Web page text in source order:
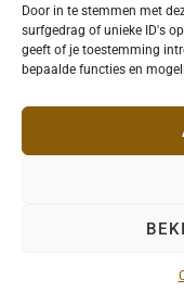
Door in te stemmen met
surfgedrag of unieke ID's
geeft of je toestemming
bepaalde functies en
3 augustus 2026
Copyright ©